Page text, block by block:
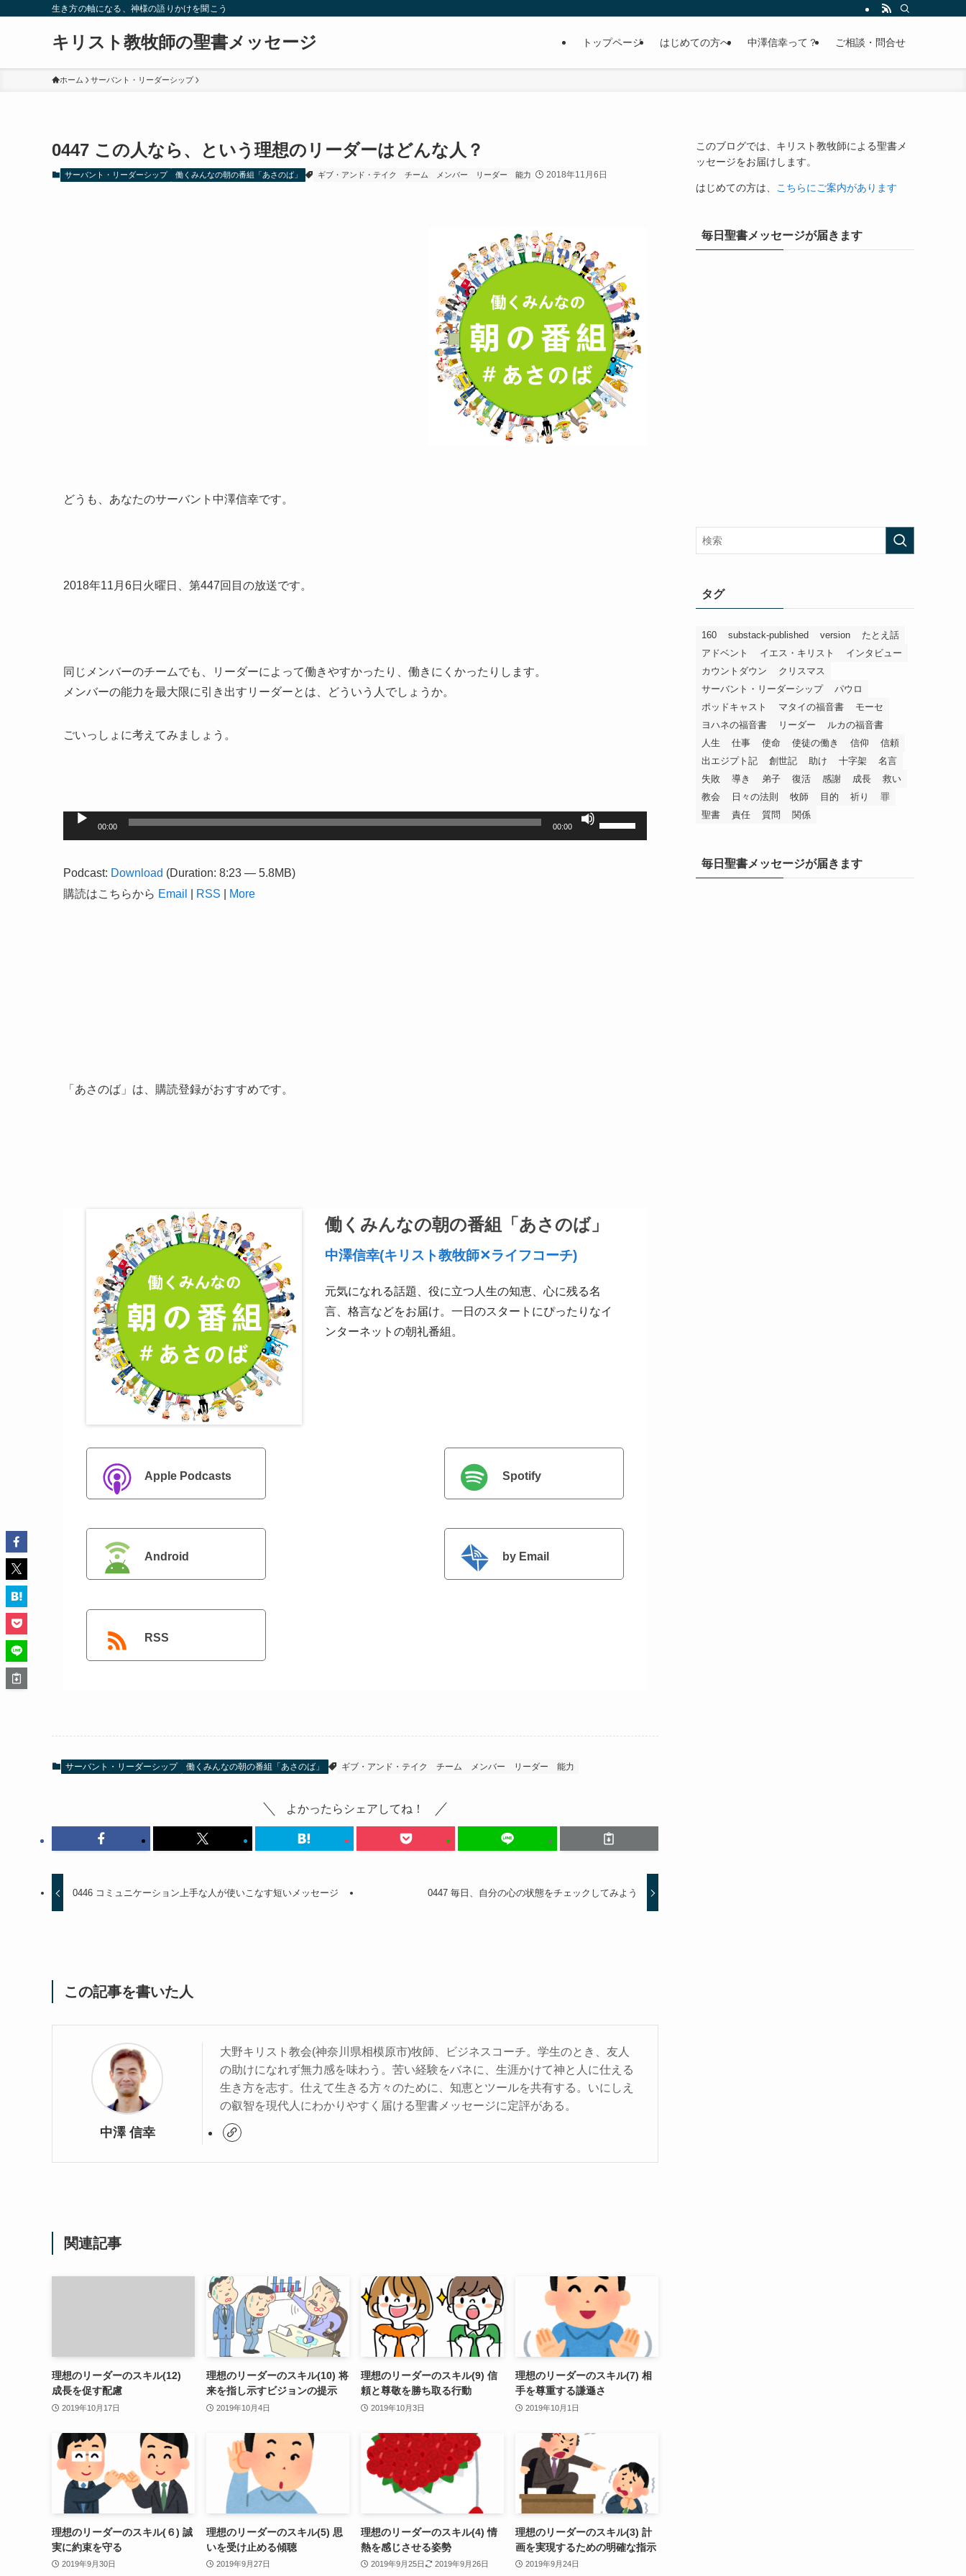
生き方の軸になる、神様の語りかけを聞こう
キリスト教牧師の聖書メッセージ トップページ はじめての方へ 中澤信幸って？ ご相談・問合せ
ホーム サーバント・リーダーシップ
0447 この人なら、という理想のリーダーはどんな人？
サーバント・リーダーシップ 働くみんなの朝の番組「あさのば」 ギブ・アンド・テイク チーム メンバー リーダー 能力 2018年11月6日
どうも、あなたのサーバント中澤信幸です。
2018年11月6日火曜日、第447回目の放送です。
同じメンバーのチームでも、リーダーによって働きやすかったり、働きにくかったりします。
メンバーの能力を最大限に引き出すリーダーとは、どういう人でしょうか。
ごいっしょに考えてみましょう。
声
ー
00:00 00:00
ボ
リ
Podcast: Download (Duration: 8:23 — 5.8MB)
購読はこちらから Email RSS More
「あさのば」は、購読登録がおすすめです。
働くみんなの朝の番組「あさのば」
中澤信幸(キリスト教牧師✕ライフコーチ)
元気になれる話題、役に立つ人生の知恵、心に残る名
言、格言などをお届け。一日のスタートにぴったりなイ
ンターネットの朝礼番組。
Apple Podcasts Spotify
Android by Email
RSS
サーバント・リーダーシップ 働くみんなの朝の番組「あさのば」 ギブ・アンド・テイク チーム メンバー リーダー 能力
よかったらシェアしてね！
0446 コミュニケーション上手な人が使いこなす短いメッセージ 0447 毎日、自分の心の状態をチェックしてみよう
この記事を書いた人
中澤 信幸
大野キリスト教会(神奈川県相模原市)牧師、ビジネスコーチ。学生のとき、友人
の助けになれず無力感を味わう。苦い経験をバネに、生涯かけて神と人に仕える
生き方を志す。仕えて生きる方々のために、知恵とツールを共有する。いにしえ
の叡智を現代人にわかりやすく届ける聖書メッセージに定評がある。
関連記事
理想のリーダーのスキル(12)
成長を促す配慮
2019年10月17日
理想のリーダーのスキル(10) 将
来を指し示すビジョンの提示
2019年10月4日
理想のリーダーのスキル(9) 信
頼と尊敬を勝ち取る行動
2019年10月3日
理想のリーダーのスキル(7) 相
手を尊重する謙遜さ
2019年10月1日
理想のリーダーのスキル(６) 誠
実に約束を守る
2019年9月30日
理想のリーダーのスキル(5) 思
いを受け止める傾聴
2019年9月27日
理想のリーダーのスキル(4) 情
熱を感じさせる姿勢
2019年9月25日 2019年9月26日
理想のリーダーのスキル(3) 計
画を実現するための明確な指示
2019年9月24日
このブログでは、キリスト教牧師による聖書メ
ッセージをお届けします。
はじめての方は、 こちらにご案内があります
毎日聖書メッセージが届きます
タグ
160 substack-published version
たとえ話
アドベント
イエス・キリスト
インタビュー
カウントダウン
クリスマス
サーバント・リーダーシップ
パウロ
ポッドキャスト
マタイの福音書
モーセ
ヨハネの福音書
リーダー
ルカの福音書
人生
仕事 使命 使徒の働き 信仰
信頼
出エジプト記
創世記 助け 十字架
名言
失敗
導き 弟子 復活 感謝 成長
救い
教会
日々の法則 牧師 目的 祈り
罪
聖書
責任 質問 関係
毎日聖書メッセージが届きます